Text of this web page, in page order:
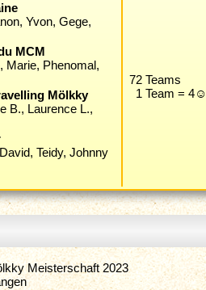
Yvon, Gege,
MCM
Marie, Phenomal,
Mölkky
B., Laurence L.,
Teidy, Johnny
72 Teams
1 Team = 4☺
Meisterschaft 2023